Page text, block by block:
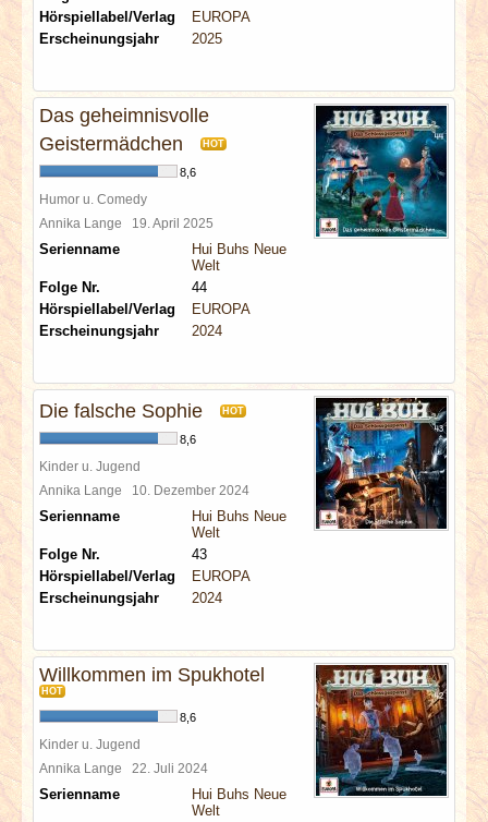
Hörspiellabel/Verlag
EUROPA
Erscheinungsjahr
2025
Das geheimnisvolle
Geistermädchen
HOT
8,6
Humor u. Comedy
Annika Lange 19. April 2025
Serienname
Hui Buhs Neue
Welt
Folge Nr.
44
Hörspiellabel/Verlag
EUROPA
Erscheinungsjahr
2024
Die falsche Sophie HOT
8,6
Kinder u. Jugend
Annika Lange 10. Dezember 2024
Serienname
Hui Buhs Neue
Welt
Folge Nr.
43
Hörspiellabel/Verlag
EUROPA
Erscheinungsjahr
2024
Willkommen im Spukhotel
HOT
8,6
Kinder u. Jugend
Annika Lange 22. Juli 2024
Serienname
Hui Buhs Neue
Welt